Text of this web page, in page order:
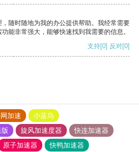
随时随地为我的办公提供帮助。我经常需要
能非常强大，能够快速找到我需要的信息。
支持[0] 反对[0]
加速
小蓝鸟
旋风加速度器
快连加速器
原子加速器 快鸭加速器